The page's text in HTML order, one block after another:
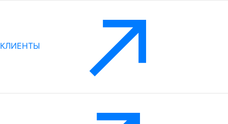
КЛИЕНТЫ